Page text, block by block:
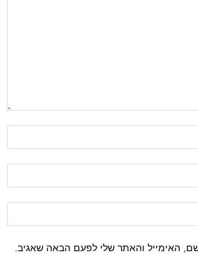
האימייל והאתר שלי לפעם הבאה שאגיב.